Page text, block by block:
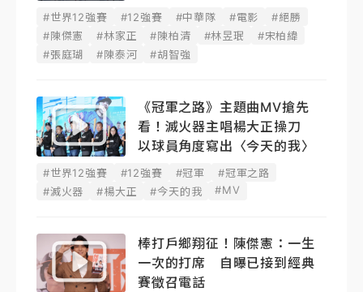
#世界12強賽 #12強賽 #中華隊 #電影
#絕勝
#陳傑憲
#林家正 #陳柏清 #林昱珉
#宋柏緯
#張庭瑚
#陳泰河 #胡智強
《冠軍之路》主題曲MV搶先
看！滅火器主唱楊大正操刀
以球員角度寫出〈今天的我〉
#世界12強賽 #12強賽 #冠軍
#冠軍之路
#滅火器
#楊大正 #今天的我 #MV
棒打戶鄉翔征！陳傑憲：一生
一次的打席 自曝已接到經典
賽徵召電話